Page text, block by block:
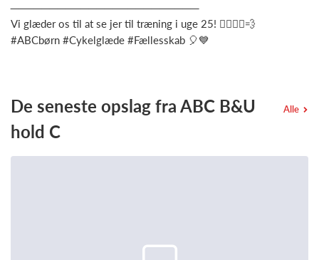
────────────────────────
Vi glæder os til at se jer til træning i uge 25! 🚴‍♀️🚴‍♂️💨
#ABCbørn #Cykelglæde #Fællesskab 🎈💙
De seneste opslag fra ABC B&U
hold C
Alle